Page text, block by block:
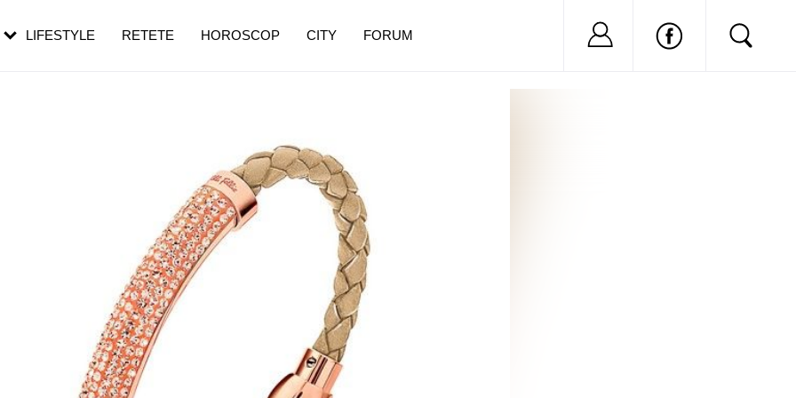
LIFESTYLE RETETE HOROSCOP CITY FORUM Nu ai cont?
pe măsură ce înaintezi în vârstă